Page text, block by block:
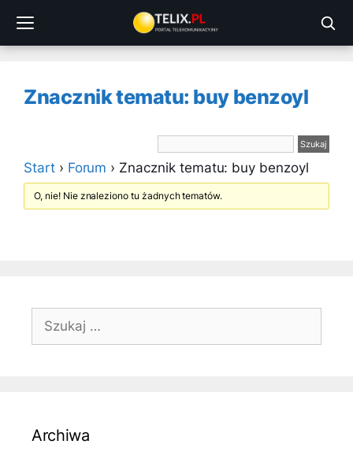
treści
Znacznik tematu: buy benzoyl
Start › Forum › Znacznik tematu: buy benzoyl
O, nie! Nie znaleziono tu żadnych tematów.
Szukaj:
Archiwa